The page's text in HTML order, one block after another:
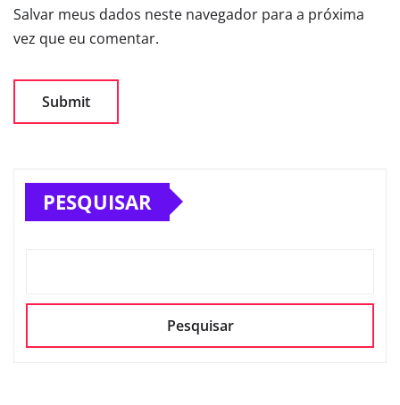
Salvar meus dados neste navegador para a próxima
vez que eu comentar.
PESQUISAR
Pesquisar